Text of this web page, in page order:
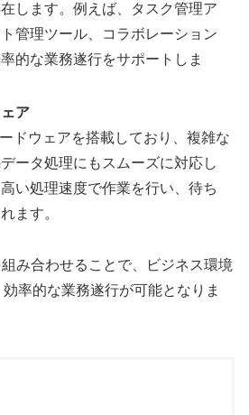
します。例えば、タスク管理ア
管理ツール、コラボレーション
的な業務遂行をサポートしま
ア
ドウェアを搭載しており、複雑な
ータ処理にもスムーズに対応し
い処理速度で作業を行い、待ち
ます。
み合わせることで、ビジネス環境
率的な業務遂行が可能となりま